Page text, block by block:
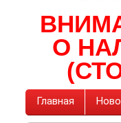
О
Главная